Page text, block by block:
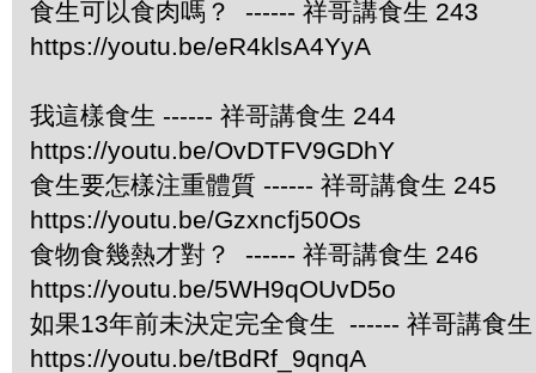
食生可以食肉嗎？ ------ 祥哥講食生 243
https://youtu.be/eR4klsA4YyA
我這樣食生 ------ 祥哥講食生 244
https://youtu.be/OvDTFV9GDhY
食生要怎樣注重體質 ------ 祥哥講食生 245
https://youtu.be/Gzxncfj50Os
食物食幾熱才對？ ------ 祥哥講食生 246
https://youtu.be/5WH9qOUvD5o
如果13年前未決定完全食生 ------ 祥哥講食
https://youtu.be/tBdRf_9qnqA